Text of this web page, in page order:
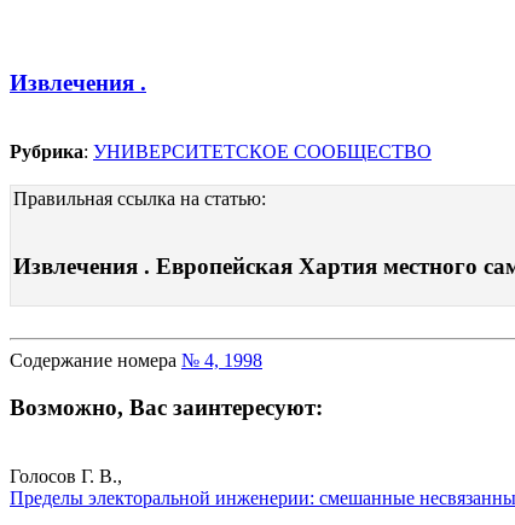
Извлечения .
Рубрика: УНИВЕРСИТЕТСКОЕ СООБЩЕСТВО
Правильная ссылка на статью:
Извлечения . Европейская Хартия местного
Содержание номера № 4, 1998
Возможно, Вас заинтересуют:
Голосов Г. В.,
Пределы электоральной инженерии: смешанные